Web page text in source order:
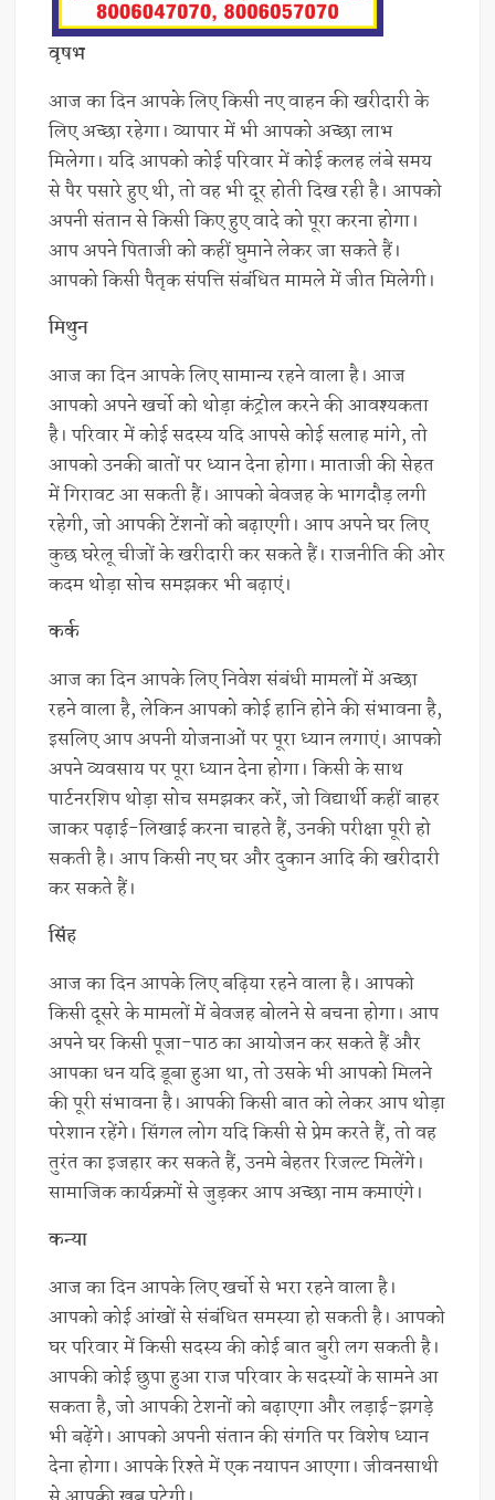
वृषभ
आज का दिन आपके लिए किसी नए वाहन की खरीदारी के
लिए अच्छा रहेगा। व्यापार में भी आपको अच्छा लाभ
मिलेगा। यदि आपको कोई परिवार में कोई कलह लंबे समय
से पैर पसारे हुए थी, तो वह भी दूर होती दिख रही है। आपको
अपनी संतान से किसी किए हुए वादे को पूरा करना होगा।
आप अपने पिताजी को कहीं घुमाने लेकर जा सकते हैं।
आपको किसी पैतृक संपत्ति संबंधित मामले में जीत मिलेगी।
मिथुन
आज का दिन आपके लिए सामान्य रहने वाला है। आज
आपको अपने खर्चो को थोड़ा कंट्रोल करने की आवश्यकता
है। परिवार में कोई सदस्य यदि आपसे कोई सलाह मांगे, तो
आपको उनकी बातों पर ध्यान देना होगा। माताजी की सेहत
में गिरावट आ सकती हैं। आपको बेवजह के भागदौड़ लगी
रहेगी, जो आपकी टेंशनों को बढ़ाएगी। आप अपने घर लिए
कुछ घरेलू चीजों के खरीदारी कर सकते हैं। राजनीति की ओर
कदम थोड़ा सोच समझकर भी बढ़ाएं।
कर्क
आज का दिन आपके लिए निवेश संबंधी मामलों में अच्छा
रहने वाला है, लेकिन आपको कोई हानि होने की संभावना है,
इसलिए आप अपनी योजनाओं पर पूरा ध्यान लगाएं। आपको
अपने व्यवसाय पर पूरा ध्यान देना होगा। किसी के साथ
पार्टनरशिप थोड़ा सोच समझकर करें, जो विद्यार्थी कहीं बाहर
जाकर पढ़ाई-लिखाई करना चाहते हैं, उनकी परीक्षा पूरी हो
सकती है। आप किसी नए घर और दुकान आदि की खरीदारी
कर सकते हैं।
सिंह
आज का दिन आपके लिए बढ़िया रहने वाला है। आपको
किसी दूसरे के मामलों में बेवजह बोलने से बचना होगा। आप
अपने घर किसी पूजा-पाठ का आयोजन कर सकते हैं और
आपका धन यदि डूबा हुआ था, तो उसके भी आपको मिलने
की पूरी संभावना है। आपकी किसी बात को लेकर आप थोड़ा
परेशान रहेंगे। सिंगल लोग यदि किसी से प्रेम करते हैं, तो वह
तुरंत का इजहार कर सकते हैं, उनमे बेहतर रिजल्ट मिलेंगे।
सामाजिक कार्यक्रमों से जुड़कर आप अच्छा नाम कमाएंगे।
कन्या
आज का दिन आपके लिए खर्चो से भरा रहने वाला है।
आपको कोई आंखों से संबंधित समस्या हो सकती है। आपको
घर परिवार में किसी सदस्य की कोई बात बुरी लग सकती है।
आपकी कोई छुपा हुआ राज परिवार के सदस्यों के सामने आ
सकता है, जो आपकी टेशनों को बढ़ाएगा और लड़ाई-झगड़े
भी बढ़ेंगे। आपको अपनी संतान की संगति पर विशेष ध्यान
देना होगा। आपके रिश्ते में एक नयापन आएगा। जीवनसाथी